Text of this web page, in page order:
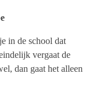
in de school dat
vergaat de
dan gaat het alleen